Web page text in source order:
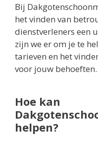
Bij
het vinden van
dienstverleners een
zijn we er om je te
tarieven en het
voor jouw behoeften.
Hoe kan
helpen?